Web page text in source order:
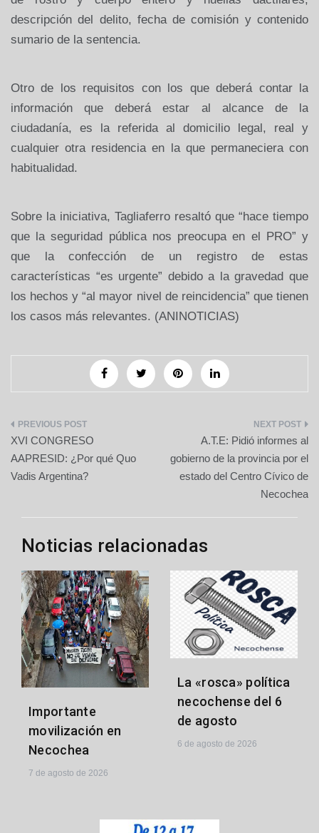
descripción del delito, fecha de comisión y contenido
sumario de la sentencia.
Otro de los requisitos con los que deberá contar la
información que deberá estar al alcance de la
ciudadanía, es la referida al domicilio legal, real y
cualquier otra residencia en la que permaneciera con
habitualidad.
Sobre la iniciativa, Tagliaferro resaltó que “hace tiempo
que la seguridad pública nos preocupa en el PRO” y
que la confección de un registro de estas
características “es urgente” debido a la gravedad que
los hechos y “al mayor nivel de reincidencia” que tienen
los casos más relevantes. (ANINOTICIAS)
Navegación
de
entradas
XVI CONGRESO
AAPRESID: ¿Por qué Quo
Vadis Argentina?
A.T.E: Pidió informes al
gobierno de la provincia por el
estado del Centro Cívico de
Necochea
Noticias relacionadas
Importante
movilización en
Necochea
7 de agosto de 2026
La «rosca» política
necochense del 6
de agosto
6 de agosto de 2026